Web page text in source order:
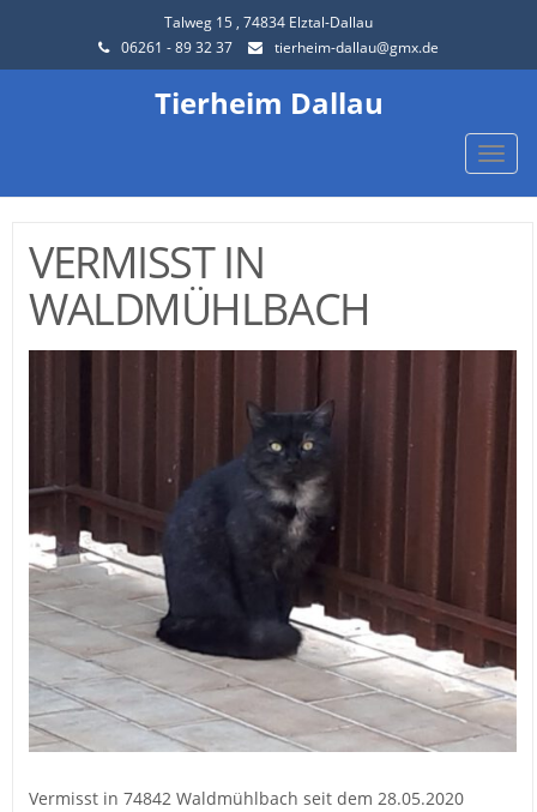
Talweg 15 , 74834 Elztal-Dallau
06261 - 89 32 37
tierheim-dallau@gmx.de
Tierheim Dallau
Toggle
VERMISST IN
WALDMÜHLBACH
Vermisst in 74842 Waldmühlbach seit dem 28.05.2020